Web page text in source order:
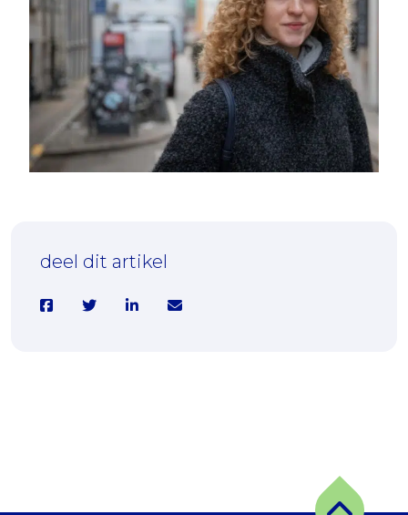
hoe zwaar het voor mij was”
deel dit artikel